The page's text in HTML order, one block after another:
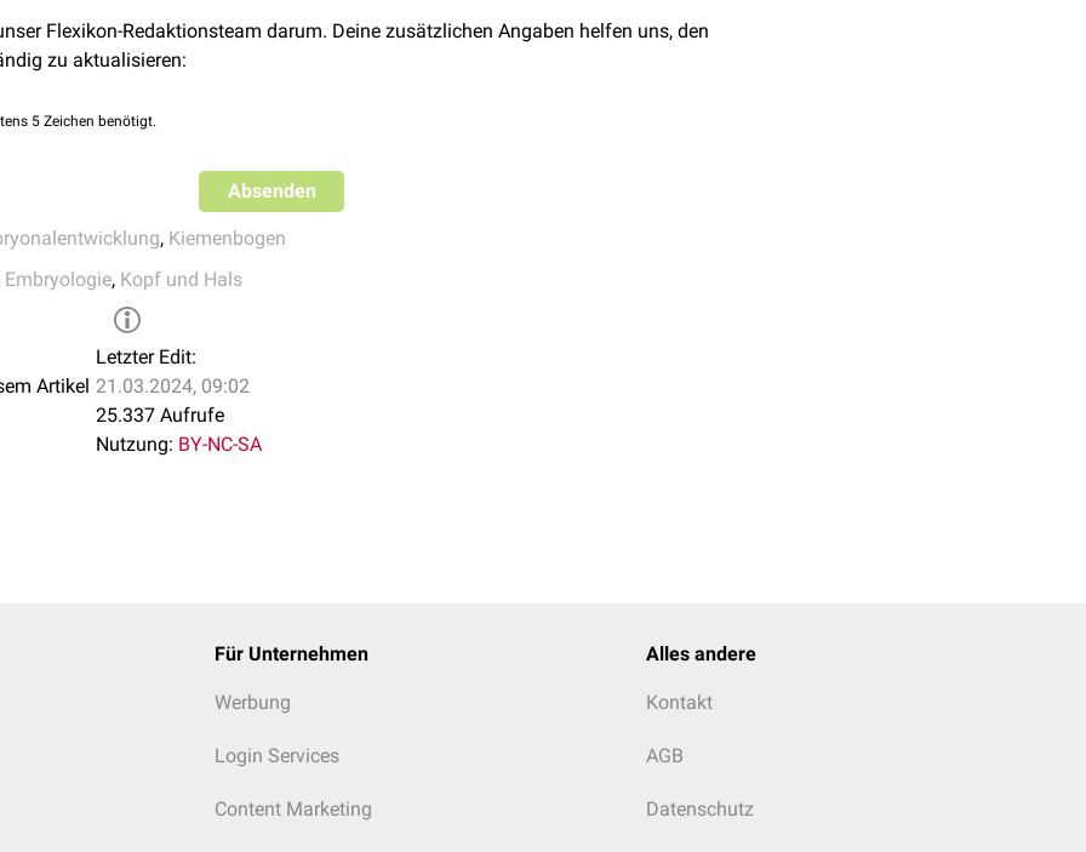
ossis hyoidei
des Hyoidbogens wird in der Literatur widersprüchlich beschrieben.
zurückbilden oder zur
Flexikon-Redaktionsteam darum. Deine zusätzlichen Angaben helfen uns, den
zu aktualisieren:
5 Zeichen benötigt.
Absenden
, Kiemenbogen
, Kopf und Hals
Artikel
Letzter Edit:
21.03.2024, 09:02
25.337 Aufrufe
Nutzung: BY-NC-SA
Für Unternehmen
Werbung
Login Services
Content Marketing
Alles andere
Kontakt
AGB
Datenschutz